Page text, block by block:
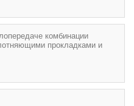
комбинации
прокладками и